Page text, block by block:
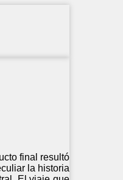
final resultó
la historia